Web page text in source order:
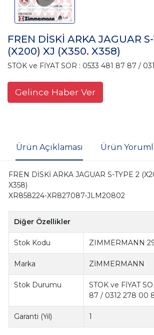
FREN DİSKİ ARKA JAGUAR
(X200) XJ (X350. X358)
STOK ve FİYAT SOR : 0533 481 87 87 /
Gelince Haber Ver
Ürün Açıklaması Ürün
FREN DİSKİ ARKA JAGUAR S-TYPE 2
X358)
XR858224-XR827087-JLM20802
Diğer Özellikler
Stok Kodu ZIMMERMANN
Marka ZİMMERMANN
Stok Durumu
STOK ve FİYAT
87 / 0312 278 00
Garanti (Yıl) 1